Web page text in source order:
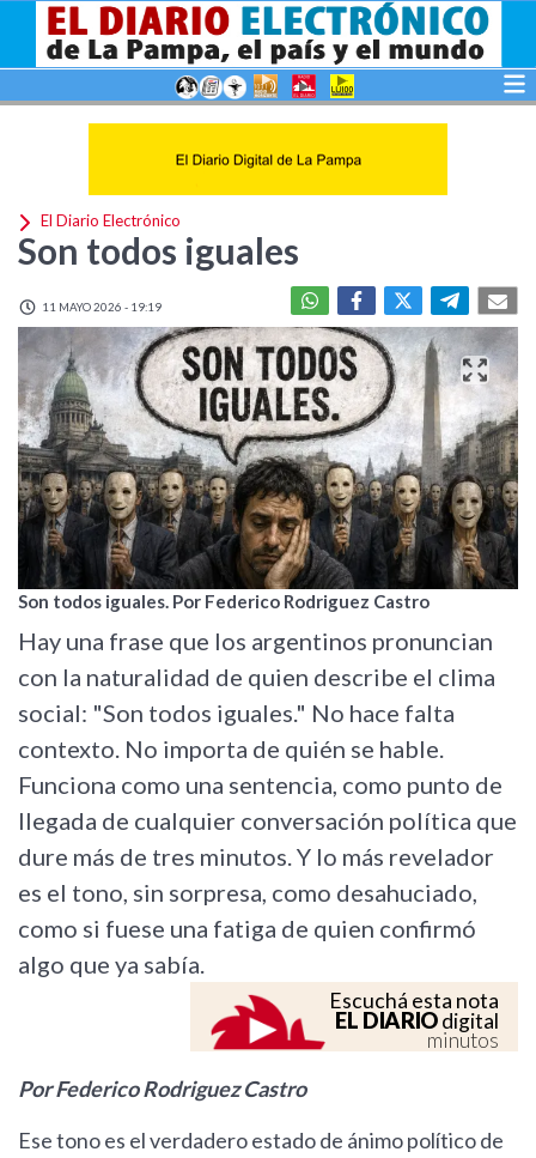
El Diario Electrónico
Son todos iguales
11 MAYO 2026 - 19:19
Son todos iguales. Por Federico Rodriguez Castro
Hay una frase que los argentinos pronuncian
con la naturalidad de quien describe el clima
social: "Son todos iguales." No hace falta
contexto. No importa de quién se hable.
Funciona como una sentencia, como punto de
llegada de cualquier conversación política que
dure más de tres minutos. Y lo más revelador
es el tono, sin sorpresa, como desahuciado,
como si fuese una fatiga de quien confirmó
algo que ya sabía.
Escuchá esta nota
EL DIARIOdigital
minutos
Por Federico Rodriguez Castro
Ese tono es el verdadero estado de ánimo político de